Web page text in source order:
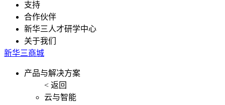
支持
合作伙伴
新华三人才研学中心
关于我们
新华三商城
产品与解决方案
< 返回
云与智能